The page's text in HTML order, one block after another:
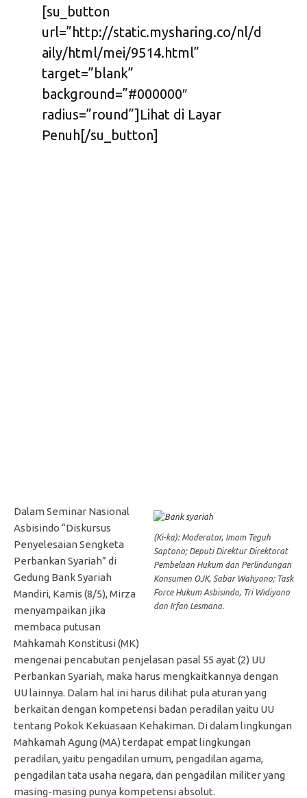
[su_button
url=”http://static.mysharing.co/nl/d
aily/html/mei/9514.html”
target=”blank”
background=”#000000″
radius=”round”]Lihat di Layar
Penuh[/su_button]
(Ki-ka): Moderator, Imam Teguh
Saptono; Deputi Direktur Direktorat
Pembelaan Hukum dan Perlindungan
Konsumen OJK, Sabar Wahyono; Task
Force Hukum Asbisindo, Tri Widiyono
dan Irfan Lesmana.
Dalam Seminar Nasional
Asbisindo “Diskursus
Penyelesaian Sengketa
Perbankan Syariah” di
Gedung Bank Syariah
Mandiri, Kamis (8/5), Mirza
menyampaikan jika
membaca putusan
Mahkamah Konstitusi (MK)
mengenai pencabutan penjelasan pasal 55 ayat (2) UU
Perbankan Syariah, maka harus mengkaitkannya dengan
UU lainnya. Dalam hal ini harus dilihat pula aturan yang
berkaitan dengan kompetensi badan peradilan yaitu UU
tentang Pokok Kekuasaan Kehakiman. Di dalam lingkungan
Mahkamah Agung (MA) terdapat empat lingkungan
peradilan, yaitu pengadilan umum, pengadilan agama,
pengadilan tata usaha negara, dan pengadilan militer yang
masing-masing punya kompetensi absolut.